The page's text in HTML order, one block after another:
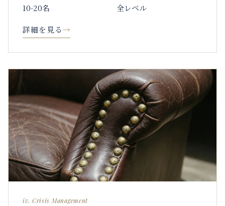
10-20名 全レベル
詳細を見る→
iv. Crisis Management